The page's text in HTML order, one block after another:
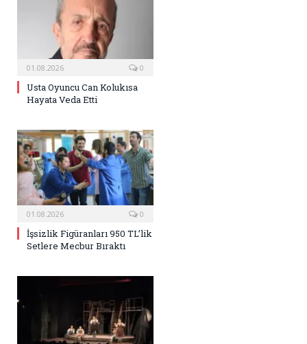
01.08.2026 0
Usta Oyuncu Can Kolukısa
Hayata Veda Etti
01.08.2026 0
İşsizlik Figüranları 950 TL’lik
Setlere Mecbur Bıraktı